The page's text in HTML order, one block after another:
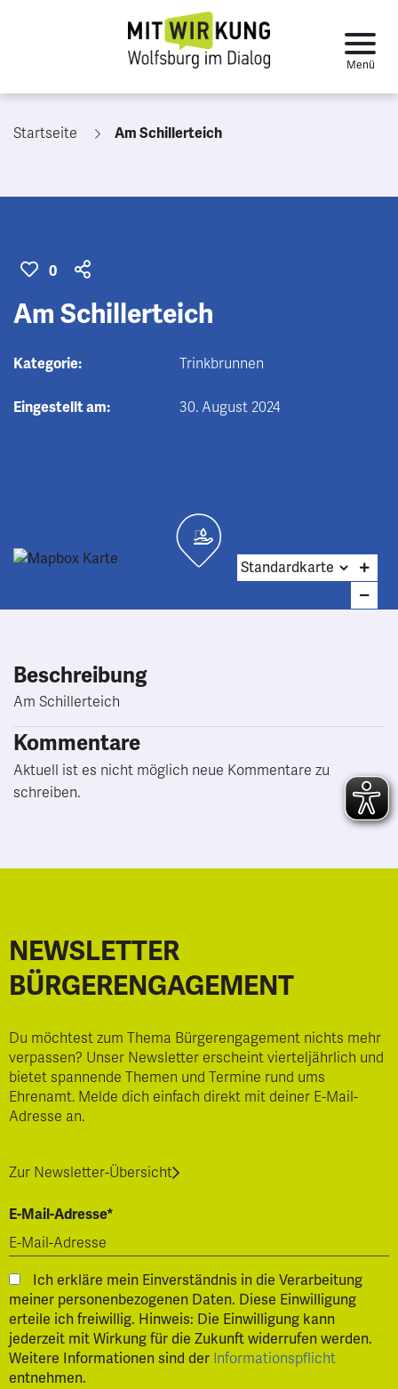
Startseite Am Schillerteich
0
Am Schillerteich
Kategorie: Trinkbrunnen
Eingestellt am: 30. August 2024
Beschreibung
Am Schillerteich
Kommentare
Aktuell ist es nicht möglich neue Kommentare zu
schreiben.
NEWSLETTER
BÜRGERENGAGEMENT
Du möchtest zum Thema Bürgerengagement nichts mehr
verpassen? Unser Newsletter erscheint vierteljährlich und
bietet spannende Themen und Termine rund ums
Ehrenamt. Melde dich einfach direkt mit deiner E-Mail-
Adresse an.
Zur Newsletter-Übersicht
E-Mail-Adresse*
Ich erkläre mein Einverständnis in die Verarbeitung
meiner personenbezogenen Daten. Diese Einwilligung
erteile ich freiwillig. Hinweis: Die Einwilligung kann
jederzeit mit Wirkung für die Zukunft widerrufen werden.
Weitere Informationen sind der Informationspflicht
entnehmen.